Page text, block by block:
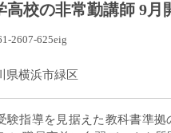
高校の非常勤講師 9月
2607-625eig
県横浜市緑区
験指導を見据えた教科書準拠